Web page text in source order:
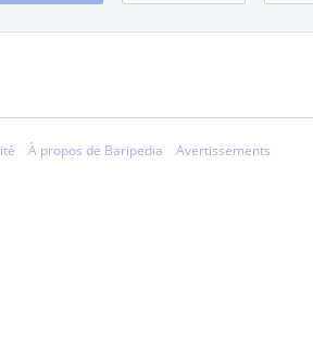
À propos de Baripedia Avertissements